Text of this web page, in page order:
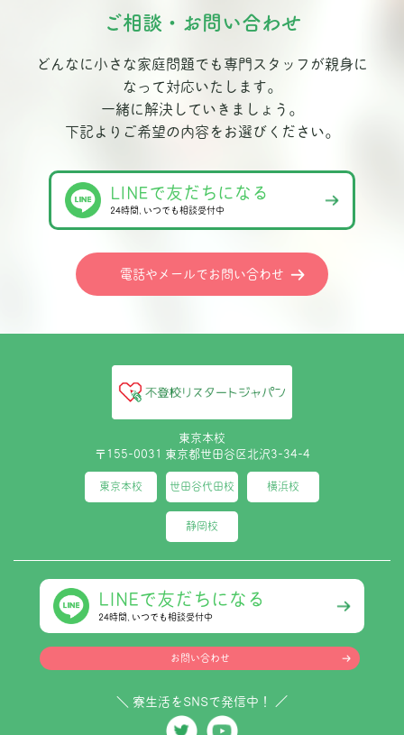
ご相談・お問い合わせ
どんなに小さな家庭問題でも専門スタッフが親身に
なって対応いたします。
一緒に解決していきましょう。
下記よりご希望の内容をお選びください。
LINEで友だちになる
24時間､いつでも相談受付中
電話やメールでお問い合わせ
東京本校
〒155-0031 東京都世田谷区北沢3-34-4
東京本校 世田谷代田校 横浜校
静岡校
LINEで友だちになる
24時間､いつでも相談受付中
お問い合わせ
＼ 寮生活をSNSで発信中！ ／